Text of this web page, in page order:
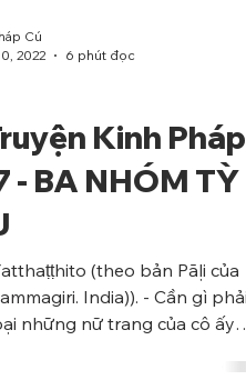
Cú
2022
6 phút đọc
Kinh Pháp
- BA NHÓM TỲ
(theo bản Pāḷi của